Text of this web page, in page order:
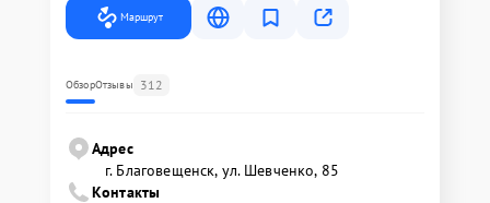
Маршрут
ОбзорОтзывы 312
Адрес
г. Благовещенск, ул. Шевченко, 85
Контакты